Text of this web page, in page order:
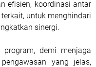
efisien, koordinasi antar
untuk menghindari
sinergi.
program, demi menjaga
yang jelas,